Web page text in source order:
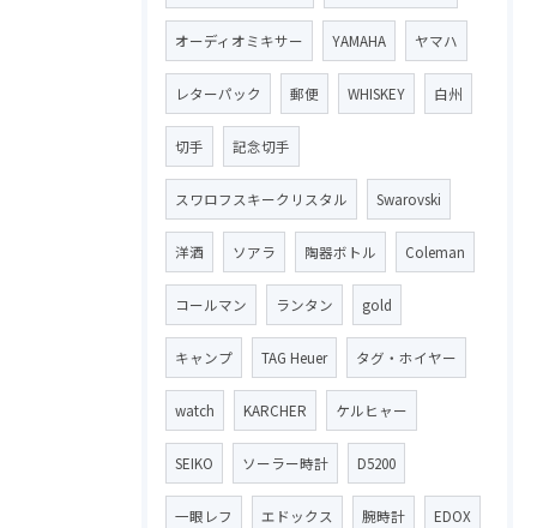
オーディオミキサー YAMAHA ヤマハ
レターパック 郵便 WHISKEY 白州
切手 記念切手
スワロフスキークリスタル Swarovski
洋酒 ソアラ 陶器ボトル Coleman
コールマン ランタン gold
キャンプ TAG Heuer タグ・ホイヤー
watch KARCHER ケルヒャー
SEIKO ソーラー時計 D5200
一眼レフ エドックス 腕時計 EDOX